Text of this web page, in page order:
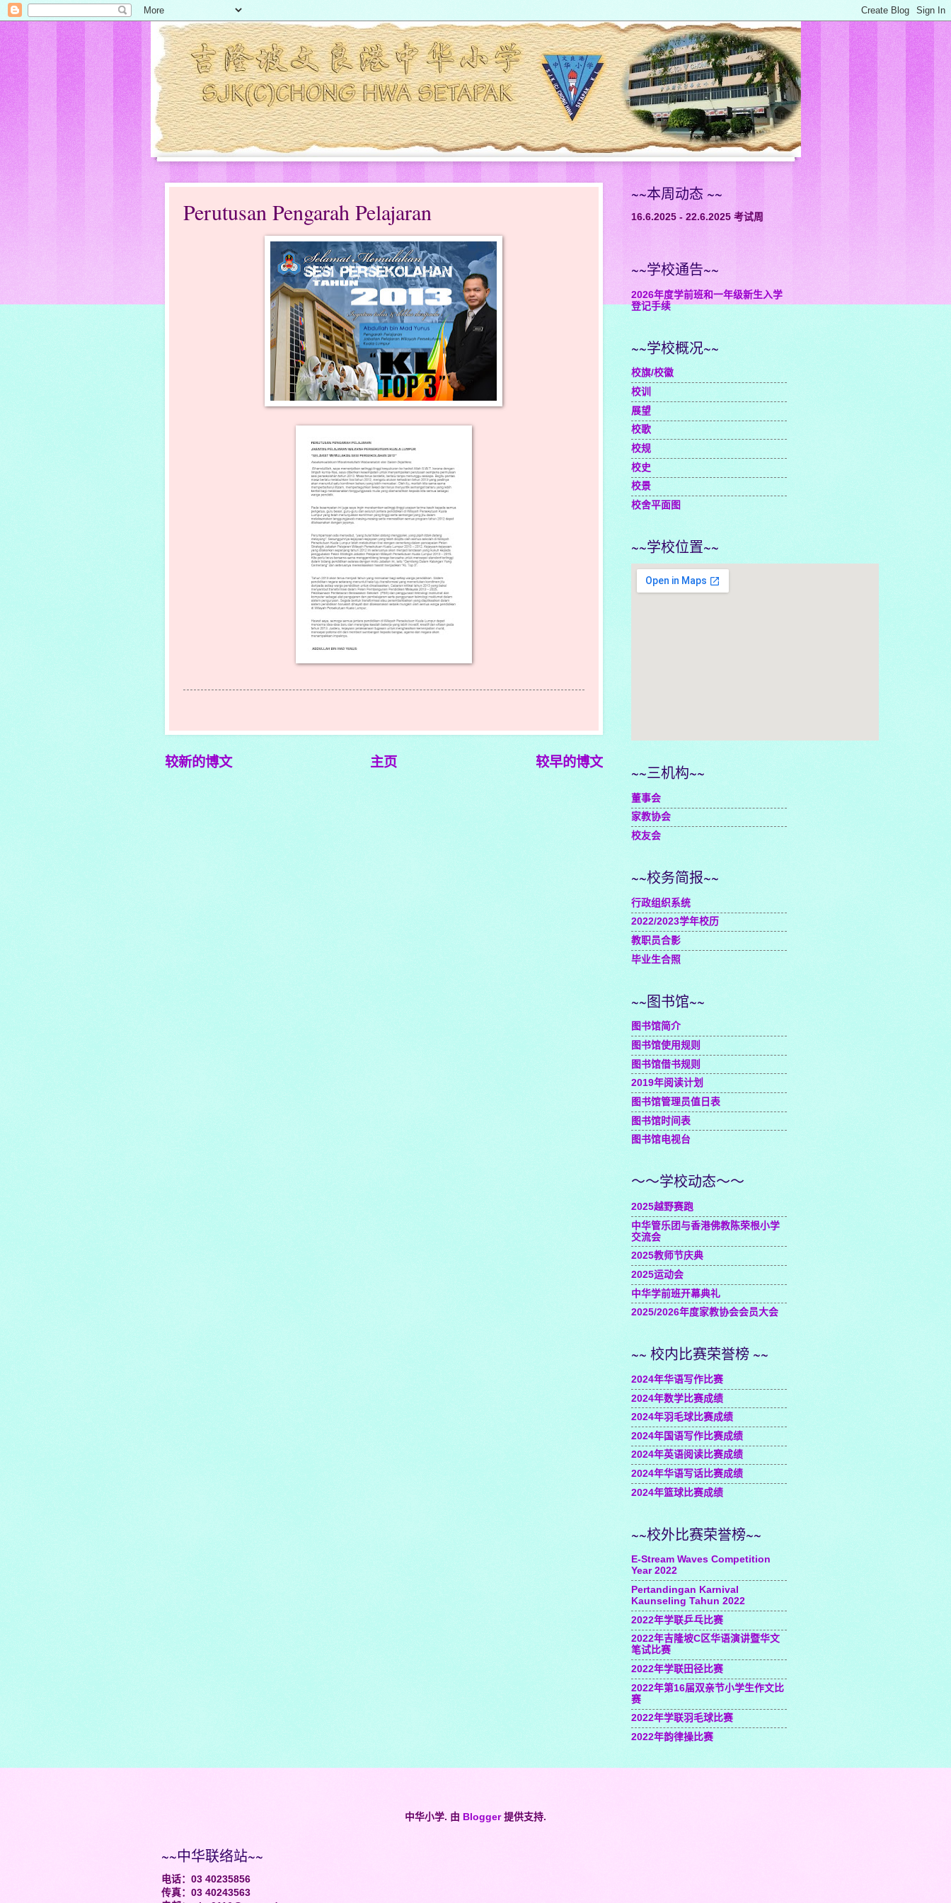
Perutusan Pengarah Pelajaran
较新的博文 较早的博文
主页
~~本周动态 ~~
16.6.2025 - 22.6.2025 考试周
~~学校通告~~
2026年度学前班和一年级新生入学
登记手续
~~学校概况~~
校旗/校徽
校训
展望
校歌
校规
校史
校景
校舍平面图
~~学校位置~~
~~三机构~~
董事会
家教协会
校友会
~~校务简报~~
行政组织系统
2022/2023学年校历
教职员合影
毕业生合照
~~图书馆~~
图书馆简介
图书馆使用规则
图书馆借书规则
2019年阅读计划
图书馆管理员值日表
图书馆时间表
图书馆电视台
～～学校动态～～
2025越野赛跑
中华管乐团与香港佛教陈荣根小学
交流会
2025教师节庆典
2025运动会
中华学前班开幕典礼
2025/2026年度家教协会会员大会
~~ 校内比赛荣誉榜 ~~
2024年华语写作比赛
2024年数学比赛成绩
2024年羽毛球比赛成绩
2024年国语写作比赛成绩
2024年英语阅读比赛成绩
2024年华语写话比赛成绩
2024年篮球比赛成绩
~~校外比赛荣誉榜~~
E-Stream Waves Competition
Year 2022
Pertandingan Karnival
Kaunseling Tahun 2022
2022年学联乒乓比赛
2022年吉隆坡C区华语演讲暨华文
笔试比赛
2022年学联田径比赛
2022年第16届双亲节小学生作文比
赛
2022年学联羽毛球比赛
2022年韵律操比赛
中华小学. 由 Blogger提供支持.
~~中华联络站~~
电话：03 40235856
传真：03 40243563